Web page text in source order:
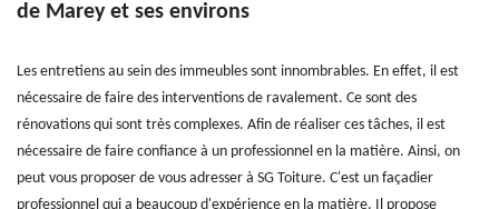
de Marey et ses environs
Les entretiens au sein des immeubles sont innombrables. En effet, il est
nécessaire de faire des interventions de ravalement. Ce sont des
rénovations qui sont très complexes. Afin de réaliser ces tâches, il est
nécessaire de faire confiance à un professionnel en la matière. Ainsi, on
peut vous proposer de vous adresser à SG Toiture. C'est un façadier
professionnel qui a beaucoup d'expérience en la matière. Il propose